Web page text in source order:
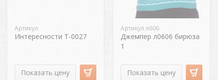
Артикул
Интересности Т-0027
Показать цену
Артикул л606
Джемпер л0606 бирюза
1
Показать цену